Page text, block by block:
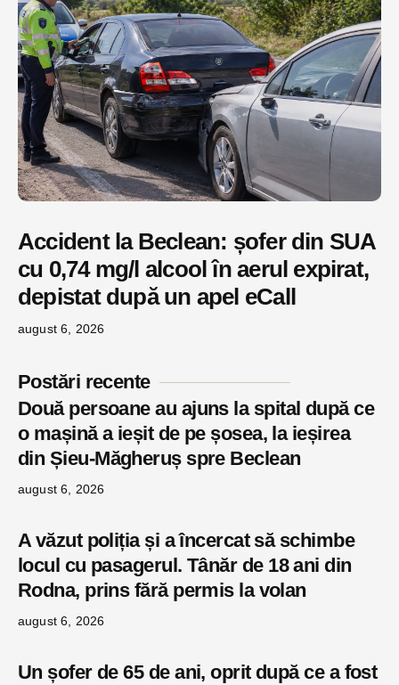
Accident la Beclean: șofer din SUA
cu 0,74 mg/l alcool în aerul expirat,
depistat după un apel eCall
august 6, 2026
Postări recente
Două persoane au ajuns la spital după ce
o mașină a ieșit de pe șosea, la ieșirea
din Șieu-Măgheruș spre Beclean
august 6, 2026
A văzut poliția și a încercat să schimbe
locul cu pasagerul. Tânăr de 18 ani din
Rodna, prins fără permis la volan
august 6, 2026
Un șofer de 65 de ani, oprit după ce a fost